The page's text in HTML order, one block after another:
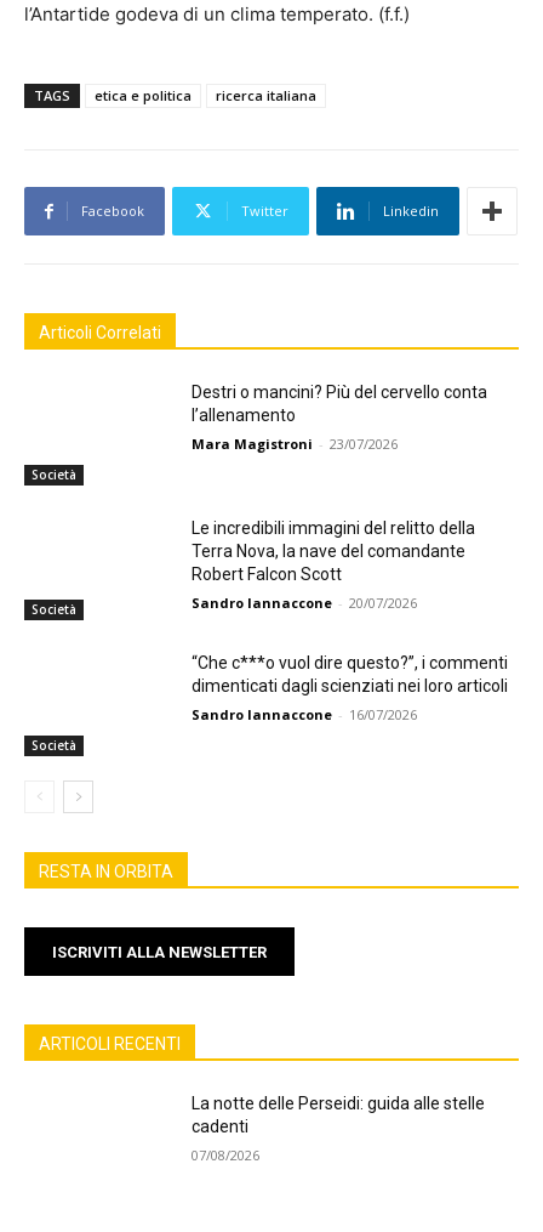
l’Antartide godeva di un clima temperato. (f.f.)
TAGS etica e politica ricerca italiana
Facebook Twitter Linkedin
Articoli Correlati
Società
Destri o mancini? Più del cervello conta
l’allenamento
Mara Magistroni - 23/07/2026
Società
Le incredibili immagini del relitto della
Terra Nova, la nave del comandante
Robert Falcon Scott
Sandro Iannaccone - 20/07/2026
Società
“Che c***o vuol dire questo?”, i commenti
dimenticati dagli scienziati nei loro articoli
Sandro Iannaccone - 16/07/2026
RESTA IN ORBITA
ISCRIVITI ALLA NEWSLETTER
ARTICOLI RECENTI
La notte delle Perseidi: guida alle stelle
cadenti
07/08/2026